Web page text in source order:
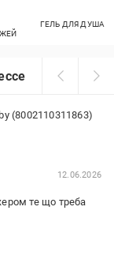
ГЕЛЬ ДЛЯ ДУША
(8002110311863)
12.06.2026
те що треба